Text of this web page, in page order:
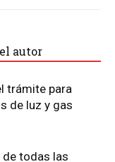
autor
trámite para
de luz y gas
de todas las